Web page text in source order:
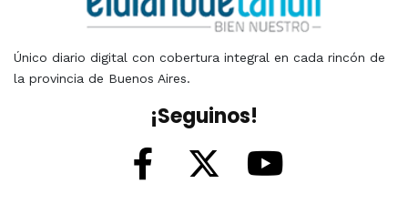
Único diario digital con cobertura integral en cada rincón de
la provincia de Buenos Aires.
¡Seguinos!